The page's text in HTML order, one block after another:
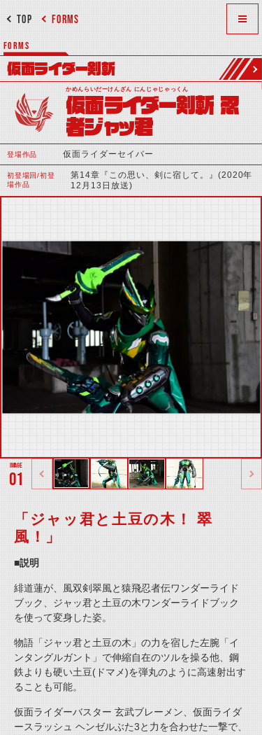
FORMS
TOP
FORMS
仮面ライダー剣斬
かめんらいだーけんざん にんじゃじゃっくん
仮面ライダー剣斬 忍
者ジャッ君
登場作品 仮面ライダーセイバー
初登場回/初登
場作品
第14章『この思い、剣に宿して。』(2020年
12月13日放送)
01
「ジャッ君と土豆の木！ 翠
風！」
■説明
緋道蓮が、風双剣翠風と猿飛忍者伝ワンダーライド
ブック、ジャッ君と土豆の木ワンダーライドブック
を使って変身した姿。
物語「ジャッ君と土豆の木」の力を宿した左腕「イ
ンタングルガント」で伸縮自在のツルを操る他、鋼
鉄よりも硬い土豆(ドマメ)を弾丸のように高速射出す
ることも可能。
仮面ライダーバスター 玄武ブレーメン、仮面ライダ
ースラッシュ ヘンゼルぶた3と力を合わせた一撃で、